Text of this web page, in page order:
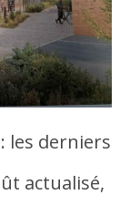
les derniers
actualisé,